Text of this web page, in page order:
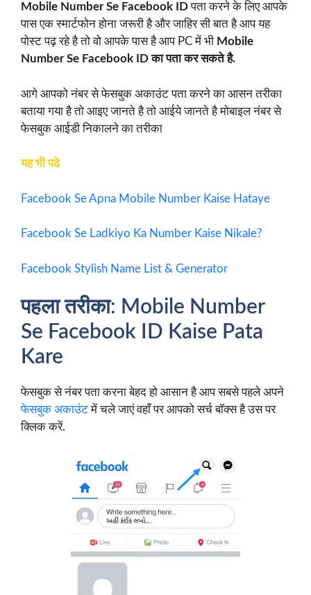
Mobile Number Se Facebook IDपता करने के लिए आपके
पास एक स्मार्टफोन होना जरूरी है और जाहिर सी बात है आप यह
पोस्ट पढ़ रहे है तो वो आपके पास है आप PC में भी Mobile
Number Se Facebook ID का पता कर सकते है.
आगे आपको नंबर से फेसबुक अकाउंट पता करने का आसन तरीका
बताया गया है तो आइए जानते है तो आईये जानते है मोबाइल नंबर से
फेसबुक आईडी निकालने का तरीका
यह भी पढे
Facebook Se Apna Mobile Number Kaise Hataye
Facebook Se Ladkiyo Ka Number Kaise Nikale?
Facebook Stylish Name List & Generator
पहला तरीका: Mobile Number
Se Facebook ID Kaise Pata
Kare
फेसबुक से नंबर पता करना बेहद हो आसान है आप सबसे पहले अपने
फेसबुक अकाउंटमें चले जाएं वहाँ पर आपको सर्च बॉक्स है उस पर
क्लिक करें.